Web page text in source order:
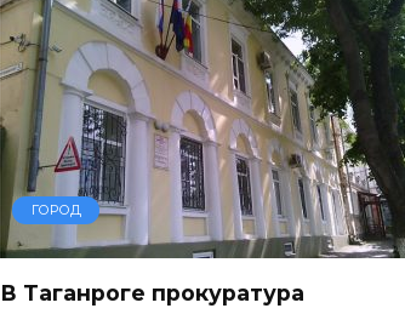
ГОРОД
В Таганроге прокуратура